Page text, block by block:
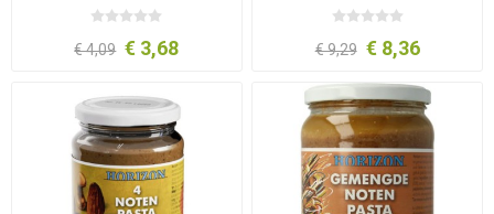
€ 4,09 € 3,68 € 9,29 € 8,36